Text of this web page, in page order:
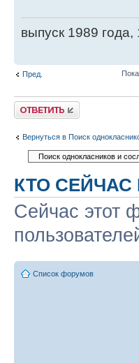
выпуск 1989 года,
Пред.
Ответить
Вернуться в Поиск
КТО
Сейчас этот
Список форумов